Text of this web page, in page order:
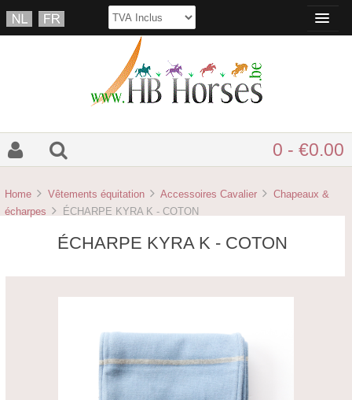
0 - €0.00
Home Vêtements équitation Accessoires Cavalier
Chapeaux &
écharpes
ÉCHARPE KYRA K - COTON
ÉCHARPE KYRA K - COTON